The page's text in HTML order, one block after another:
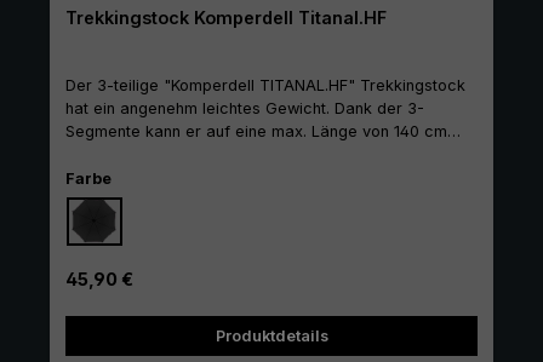
Trekkingstock Komperdell Titanal.HF
Der 3-teilige "Komperdell TITANAL.HF" Trekkingstock
hat ein angenehm leichtes Gewicht. Dank der 3-
Segmente kann er auf eine max. Länge von 140 cm
mit Spacer-Schlaufe liegt gut in der Hand und bietet
einen festen Halt. Der Vario-Trekkingteller sorgt dafür,
Farbeauswählen
Regulärer Preis:
45,90 €
Produktdetails